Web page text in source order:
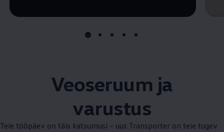
Veoseruum ja
varustus
Teie tööpäev on täis katsumusi – uus Transporter on teie tugev